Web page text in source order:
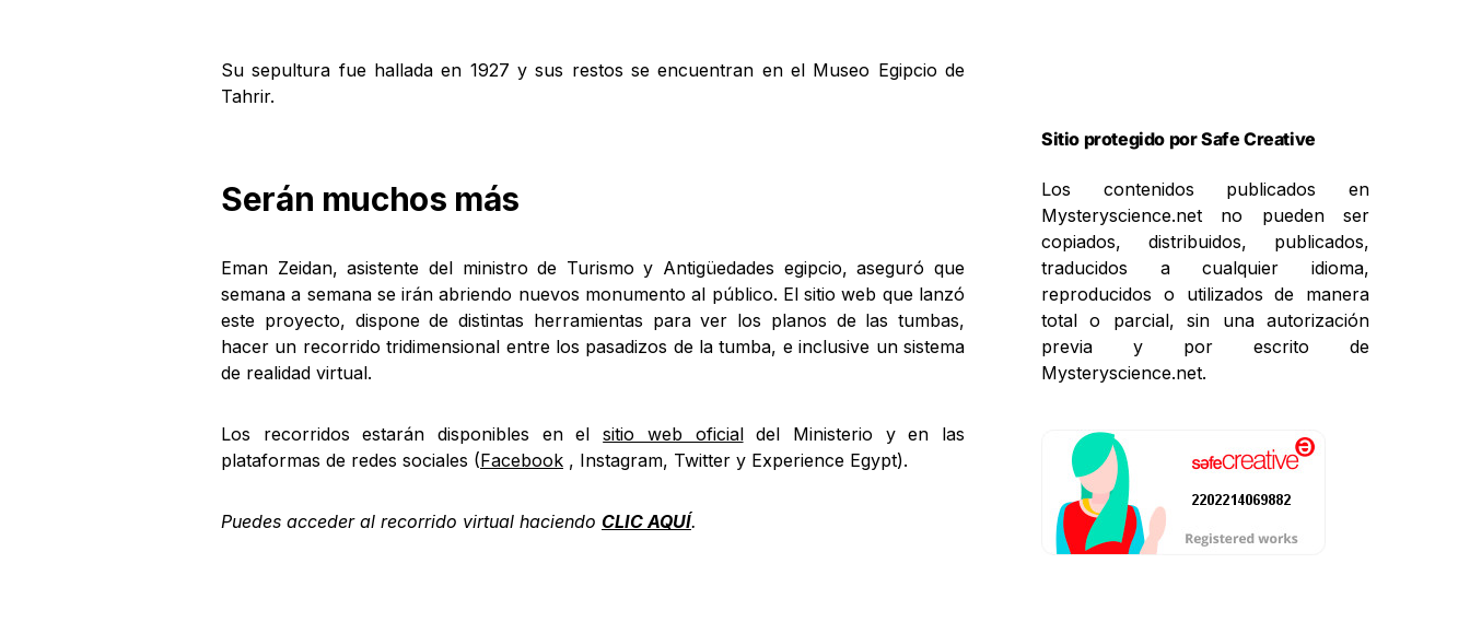
Su sepultura fue hallada en 1927 y sus restos se encuentran en el Museo Egipcio de
Tahrir.
Serán muchos más
Eman Zeidan, asistente del ministro de Turismo y Antigüedades egipcio, aseguró que
semana a semana se irán abriendo nuevos monumento al público. El sitio web que lanzó
este proyecto, dispone de distintas herramientas para ver los planos de las tumbas,
hacer un recorrido tridimensional entre los pasadizos de la tumba, e inclusive un sistema
de realidad virtual.
Los recorridos estarán disponibles en elsitio web oficialdel Ministerio y en las
plataformas de redes sociales (Facebook , Instagram, Twitter y Experience Egypt).
Puedes acceder al recorrido virtual haciendo CLIC AQUÍ.
Sitio protegido por Safe Creative
Los contenidos publicados en
Mysteryscience.net no pueden ser
copiados, distribuidos, publicados,
traducidos a cualquier idioma,
reproducidos o utilizados de manera
total o parcial, sin una autorización
previa y por escrito de
Mysteryscience.net.